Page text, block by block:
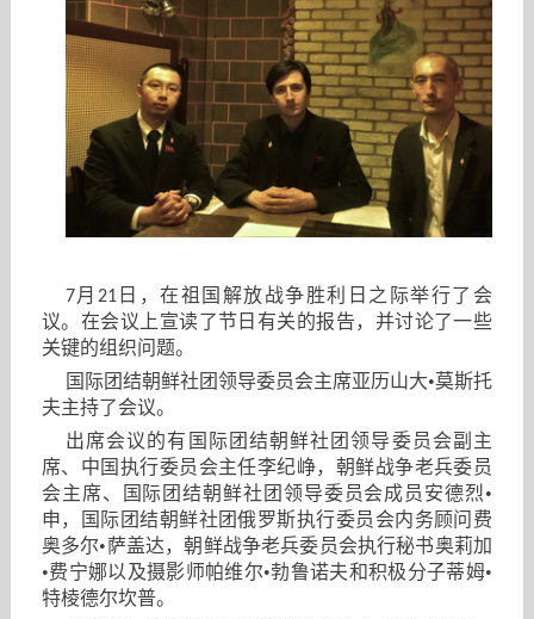
7月 21 日，在祖国解放战争胜利日之际举行了会
议。在会议上宣读了节日有关的报告，并讨论了一些
关键的组织问题。
国际团结朝鲜社团领导委员会主席亚历山大•莫斯托
夫主持了会议。
出席会议的有国际团结朝鲜社团领导委员会副主
席、中国执行委员会主任李纪峥，朝鲜战争老兵委员
会主席、国际团结朝鲜社团领导委员会成员安德烈•
申，国际团结朝鲜社团俄罗斯执行委员会内务顾问费
奥多尔•萨盖达，朝鲜战争老兵委员会执行秘书奥莉加
•费宁娜以及摄影师帕维尔•勃鲁诺夫和积极分子蒂姆•
特棱德尔坎普。